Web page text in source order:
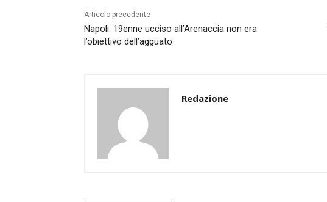
Articolo precedente
Napoli: 19enne ucciso all’Arenaccia non era
l’obiettivo dell’agguato
Redazione